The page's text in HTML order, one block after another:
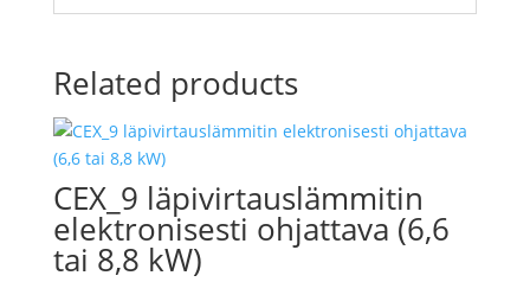
Related products
CEX_9 läpivirtauslämmitin
elektronisesti ohjattava (6,6
tai 8,8 kW)